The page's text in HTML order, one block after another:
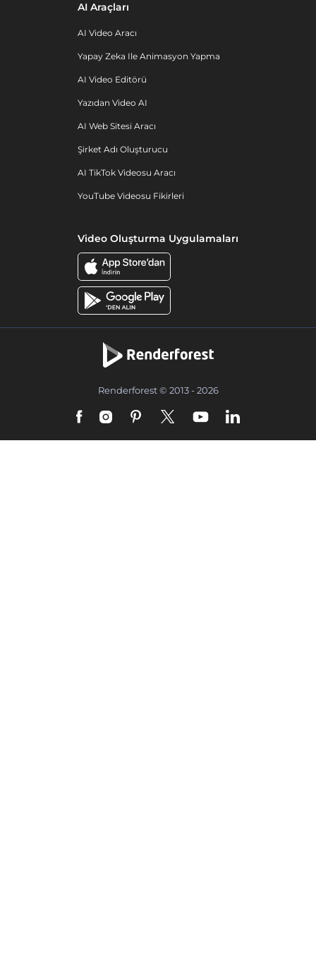
AI Araçları
AI Video Aracı
Yapay Zeka Ile Animasyon Yapma
AI Video Editörü
Yazıdan Video AI
AI Web Sitesi Aracı
Şirket Adı Oluşturucu
AI TikTok Videosu Aracı
YouTube Videosu Fikirleri
Video Oluşturma Uygulamaları
Renderforest © 2013 - 2026